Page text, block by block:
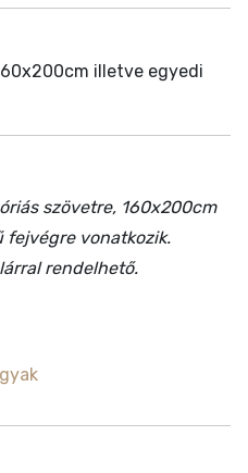
illetve egyedi
szövetre, 160x200cm
fejvégre vonatkozik.
rendelhető.